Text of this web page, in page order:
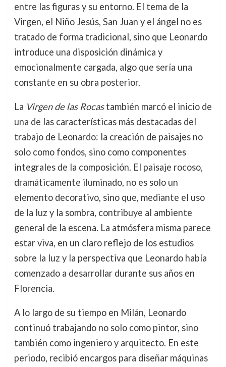
entre las figuras y su entorno. El tema de la
Virgen, el Niño Jesús, San Juan y el ángel no es
tratado de forma tradicional, sino que Leonardo
introduce una disposición dinámica y
emocionalmente cargada, algo que sería una
constante en su obra posterior.
La Virgen de las Rocastambién marcó el inicio de
una de las características más destacadas del
trabajo de Leonardo: la creación de paisajes no
solo como fondos, sino como componentes
integrales de la composición. El paisaje rocoso,
dramáticamente iluminado, no es solo un
elemento decorativo, sino que, mediante el uso
de la luz y la sombra, contribuye al ambiente
general de la escena. La atmósfera misma parece
estar viva, en un claro reflejo de los estudios
sobre la luz y la perspectiva que Leonardo había
comenzado a desarrollar durante sus años en
Florencia.
A lo largo de su tiempo en Milán, Leonardo
continuó trabajando no solo como pintor, sino
también como ingeniero y arquitecto. En este
periodo, recibió encargos para diseñar máquinas